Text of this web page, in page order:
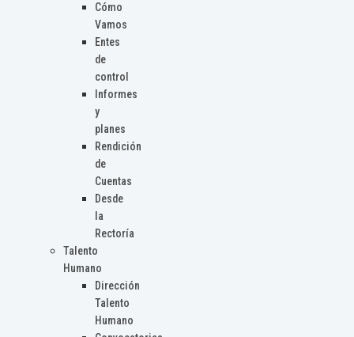
Cómo
Vamos
Entes
de
control
Informes
y
planes
Rendición
de
Cuentas
Desde
la
Rectoría
Talento
Humano
Dirección
Talento
Humano